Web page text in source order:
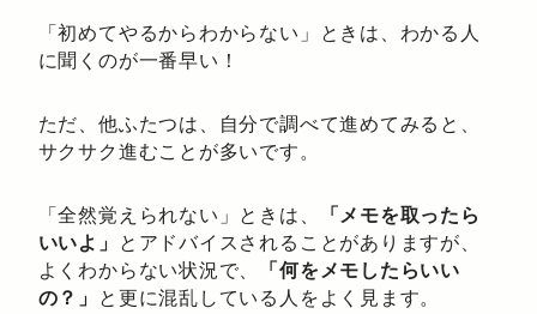
「初めてやるからわからない」ときは、わかる人
に聞くのが一番早い！
ただ、他ふたつは、自分で調べて進めてみると、
サクサク進むことが多いです。
「全然覚えられない」ときは、
「メモを取ったら
いいよ」 とアドバイスされることがありますが、
よくわからない状況で、
「何をメモしたらいい
の？」 と更に混乱している人をよく見ます。